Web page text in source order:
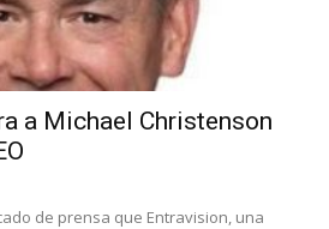
a Michael Christenson
de prensa que Entravision, una